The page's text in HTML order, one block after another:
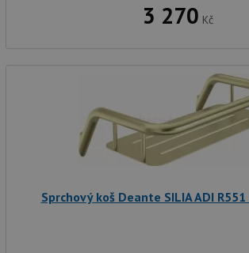
3 270 Kč
Sprchový koš Deante SILIA ADI